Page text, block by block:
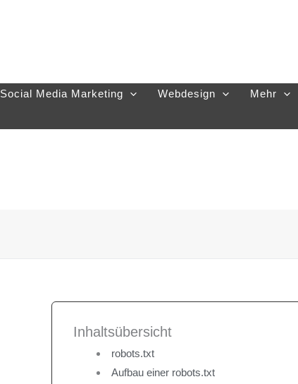
Social Media Marketing Webdesign
Mehr
Inhaltsübersicht
robots.txt
Aufbau einer robots.txt